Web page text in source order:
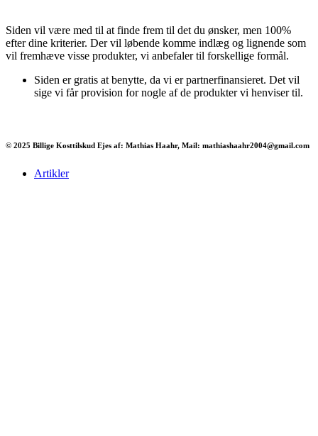
Siden vil være med til at finde frem til det du ønsker, men 100%
efter dine kriterier. Der vil løbende komme indlæg og lignende som
vil fremhæve visse produkter, vi anbefaler til forskellige formål.
Siden er gratis at benytte, da vi er partnerfinansieret. Det vil
sige vi får provision for nogle af de produkter vi henviser til.
© 2025 Billige Kosttilskud Ejes af: Mathias Haahr, Mail: mathiashaahr2004@gmail.com
Artikler